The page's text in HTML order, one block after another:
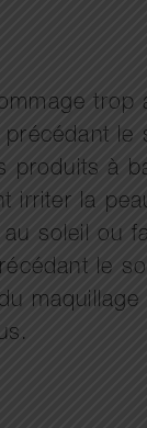
trop
précédant le
produits à
irriter la
au soleil ou
le
maquillage